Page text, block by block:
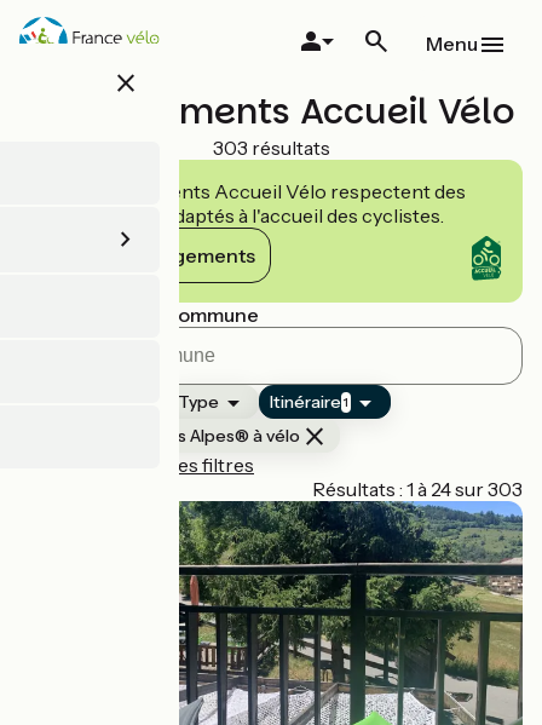
Aller
au
close
Menu
Hébergements Accueil Vélo
303 résultats
Les établissements Accueil Vélo respectent des
engagements adaptés à l'accueil des cyclistes.
Voir les engagements
Rechercher par commune
Type Itinéraire1
Route des Grandes Alpes® à vélo
Réinitialiser tous les filtres
Résultats : 1 à 24 sur 303